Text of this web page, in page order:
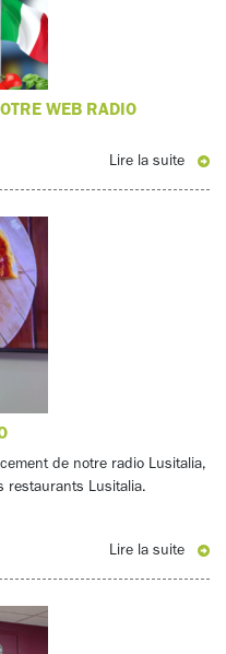
WEB RADIO
Lire la suite
de notre radio Lusitalia,
restaurants Lusitalia.
Lire la suite